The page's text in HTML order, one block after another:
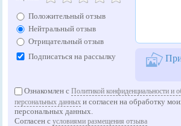
Положительный отзыв
Нейтральный отзыв
Отрицательный отзыв
Подписаться на рассылку
Ознакомлен сПолитикой конфиденциальности и
персональных данных и согласен на обработку
персональных данных.
Согласен сусловиями размещения отзыва